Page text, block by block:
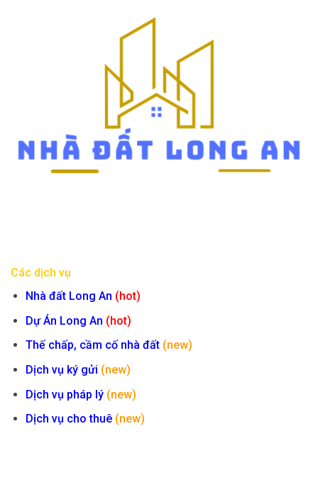
Các dịch vụ
Nhà đất Long An (hot)
Dự Án Long An (hot)
Thế chấp, cầm cố nhà đất (new)
Dịch vụ ký gửi (new)
Dịch vụ pháp lý (new)
Dịch vụ cho thuê (new)